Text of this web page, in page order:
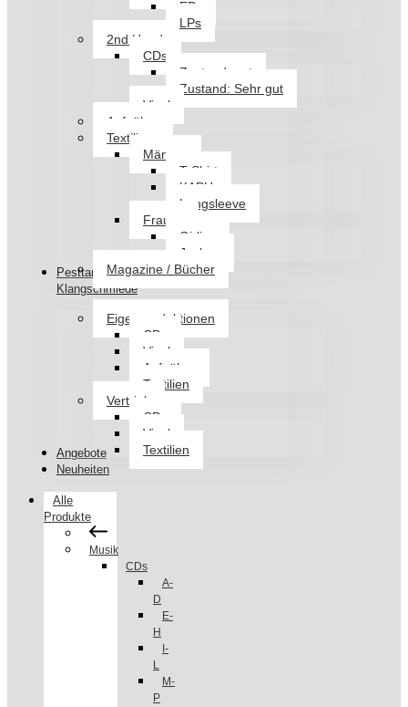
EPs
LPs
2nd Hand
CDs
Zustand: gut
Zustand: Sehr gut
Vinyl
Aufnäher
Textilien
Männer
T-Shirt
KAPU
Longsleeve
Frauen
Girlies
Jacken
Magazine / Bücher
Pesttanz
Klangschmiede
Eigenproduktionen
CDs
Vinyl
Aufnäher
Textilien
Vertrieb
CDs
Vinyl
Textilien
Angebote
Neuheiten
Alle
Produkte
Musik
CDs
A-
D
E-
H
I-
L
M-
P